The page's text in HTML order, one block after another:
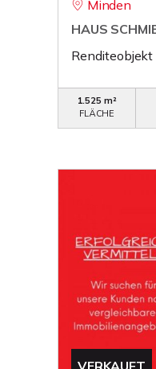
Minden
HAUS
Renditeobjekt
1.525 m²
FLÄCHE
VERKAUFT